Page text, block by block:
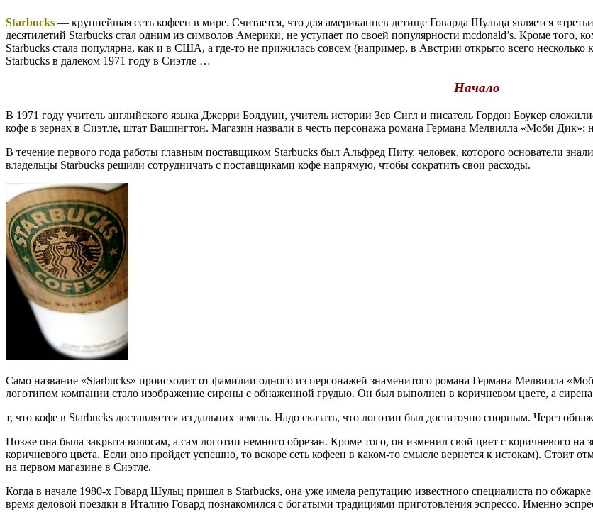
Starbucks — крупнейшая сеть кофеен в мире. Считается, что для американцев детище Говарда Шульца является
десятилетий Starbucks стал одним из символов Америки, не уступает по своей популярности mcdonald’s. Кроме
Starbucks стала популярна, как и в США, а где-то не прижилась совсем (например, в Австрии открыто всего
Starbucks в далеком 1971 году в Сиэтле …
Начало
В 1971 году учитель английского языка Джерри Болдуин, учитель истории Зев Сигл и писатель Гордон Боукер
кофе в зернах в Сиэтле, штат Вашингтон. Магазин назвали в честь персонажа романа Германа Мелвилла «Моби Дик»;
В течение первого года работы главным поставщиком Starbucks был Альфред Питу, человек, которого основатели
владельцы Starbucks решили сотрудничать с поставщиками кофе напрямую, чтобы сократить свои расходы.
Само название «Starbucks» происходит от фамилии одного из персонажей знаменитого романа Германа Мелвилла
логотипом компании стало изображение сирены с обнаженной грудью. Он был выполнен в коричневом цвете, а сирена
т, что кофе в Starbucks доставляется из дальних земель. Надо сказать, что логотип был достаточно спорным. Через
Позже она была закрыта волосам, а сам логотип немного обрезан. Кроме того, он изменил свой цвет с коричневого на
коричневого цвета. Если оно пройдет успешно, то вскоре сеть кофеен в каком-то смысле вернется к истокам). Стоит
на первом магазине в Сиэтле.
Когда в начале 1980-х Говард Шульц пришел в Starbucks, она уже имела репутацию известного специалиста по
время деловой поездки в Италию Говард познакомился с богатыми традициями приготовления эспрессо. Именно